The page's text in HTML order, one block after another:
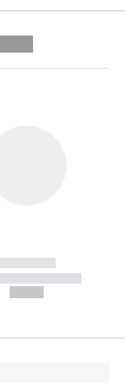
-----------